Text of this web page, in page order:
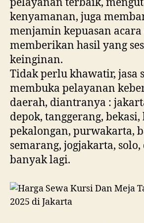
kenyamanan, juga
menjamin kepuasan acara
memberikan hasil yang
keinginan.
Tidak perlu khawatir, jasa
membuka pelayanan
daerah, diantranya :
depok, tanggerang,
pekalongan, purwakarta,
semarang, jogjakarta,
banyak lagi.